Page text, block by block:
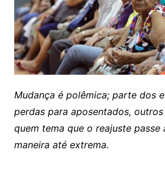
Mudança é polêmica; parte dos
perdas para aposentados,
quem tema que o reajuste passe
maneira até extrema.